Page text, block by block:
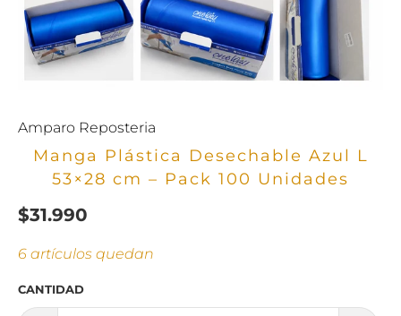
Amparo Reposteria
Manga Plástica Desechable Azul L
53×28 cm – Pack 100 Unidades
$31.990
6 artículos quedan
CANTIDAD